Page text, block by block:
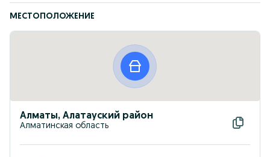
МЕСТОПОЛОЖЕНИЕ
Алматы, Алатауский район
Алматинская область